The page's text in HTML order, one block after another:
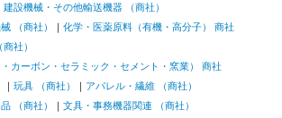
建設機械・その他輸送機器 （商社）
（商社）
化学・医薬原料（有機・高分子） 商社
社）
カーボン・セラミック・セメント・窯業） 商社
玩具 （商社）
アパレル・繊維 （商社）
（商社）
文具・事務機器関連 （商社）